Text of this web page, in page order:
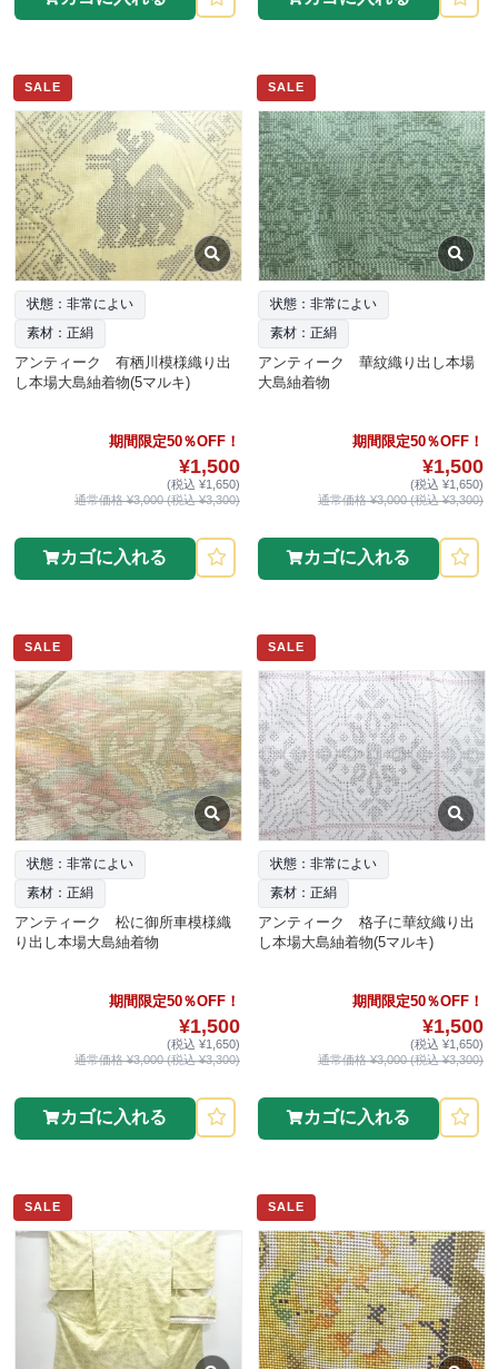
SALE
状態：非常によい
素材：正絹
アンティーク 有栖川模様織り出
し本場大島紬着物(5マルキ)
期間限定50％OFF！
¥1,500
(税込 ¥1,650)
通常価格 ¥3,000 (税込 ¥3,300)
カゴに入れる
SALE
状態：非常によい
素材：正絹
アンティーク 華紋織り出し本場
大島紬着物
期間限定50％OFF！
¥1,500
(税込 ¥1,650)
通常価格 ¥3,000 (税込 ¥3,300)
カゴに入れる
SALE
状態：非常によい
素材：正絹
アンティーク 松に御所車模様織
り出し本場大島紬着物
期間限定50％OFF！
¥1,500
(税込 ¥1,650)
通常価格 ¥3,000 (税込 ¥3,300)
カゴに入れる
SALE
状態：非常によい
素材：正絹
アンティーク 格子に華紋織り出
し本場大島紬着物(5マルキ)
期間限定50％OFF！
¥1,500
(税込 ¥1,650)
通常価格 ¥3,000 (税込 ¥3,300)
カゴに入れる
SALE SALE